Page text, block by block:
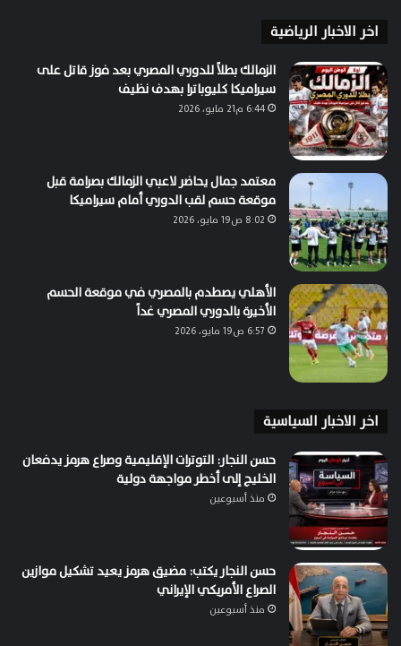
اخر الاخبار الرياضية
الزمالك بطلاً للدوري المصري بعد فوز قاتل على
سيراميكا كليوباترا بهدف نظيف
6:44 م21 مايو، 2026
معتمد جمال يحاضر لاعبي الزمالك بصرامة قبل
موقعة حسم لقب الدوري أمام سيراميكا
8:02 ص19 مايو، 2026
الأهلي يصطدم بالمصري في موقعة الحسم
الأخيرة بالدوري المصري غداً
6:57 ص19 مايو، 2026
اخر الاخبار السياسية
حسن النجار: التوترات الإقليمية وصراع هرمز يدفعان
الخليج إلى أخطر مواجهة دولية
منذ أسبوعين
حسن النجار يكتب: مضيق هرمز يعيد تشكيل موازين
الصراع الأمريكي الإيراني
منذ أسبوعين